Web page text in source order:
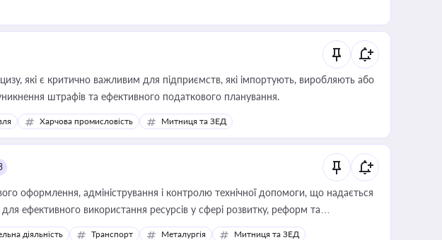
які є критично важливим для підприємств, які імпортують, виробляють або
штрафів та ефективного податкового планування.
Харчова промисловість Митниця та ЗЕД
оформлення, адміністрування і контролю технічної допомоги, що надається
ефективного використання ресурсів у сфері розвитку, реформ та
діяльність Транспорт Металургія Митниця та ЗЕД